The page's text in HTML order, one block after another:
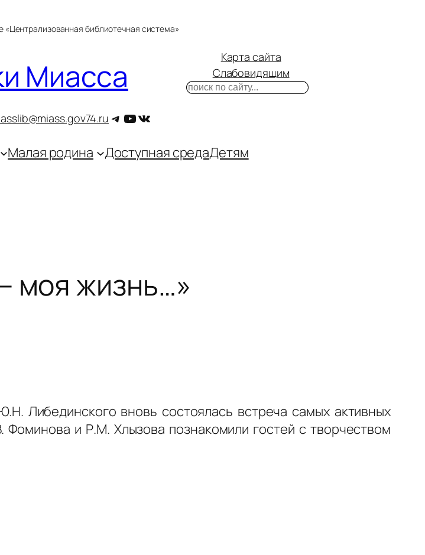
библиотечная система»
Миасса
Telegram
YouTube
ВКонтакте
Карта сайта
Слабовидящим
Поиск
Малая родина Доступная средаДетям
моя жизнь…»
Либединского вновь состоялась встреча самых активных
Фоминова и Р.М. Хлызова познакомили гостей с творчеством